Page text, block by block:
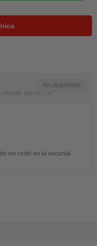
desde las 00:00
sin costo en la sucursal